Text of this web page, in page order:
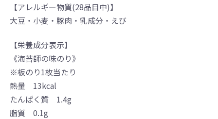
【アレルギー物質(28品目中)】
大豆・小麦・豚肉・乳成分・えび
【栄養成分表示】
《海苔師の味のり》
※板のり1枚当たり
熱量 13kcal
たんぱく質 1.4g
脂質 0.1g